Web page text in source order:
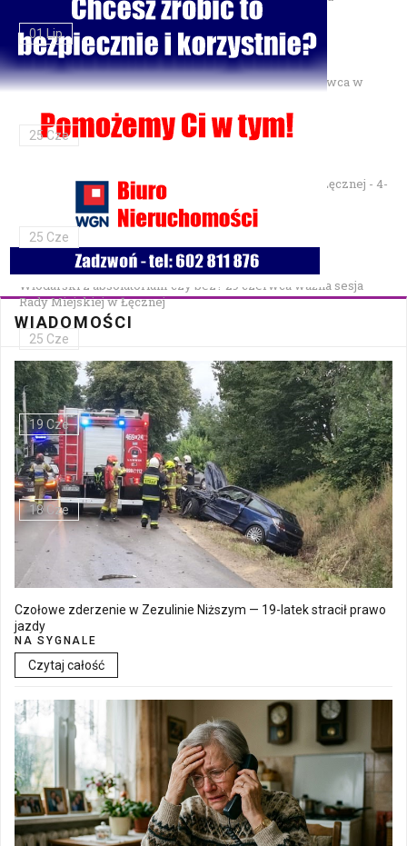
01 Lip
Gminne Zawody Sportowo-Pożarnicze OSP — 28 czerwca w
25 Cze
XXVII Festiwal Kapel Ulicznych i Podwórkowych w Łęcznej - 4-
5 lipca w Parku na Podzamczu
25 Cze
Włodarski z absolutorium czy bez? 29 czerwca ważna sesja
Rady Miejskiej w Łęcznej
25 Cze
Bezpłatna mammografia w Cycowie
19 Cze
Walne Zgromadzenie w SM "Batory" już 19 czerwca w Łęcznej
18 Cze
WIADOMOŚCI
Czołowe zderzenie w Zezulinie Niższym — 19-latek stracił prawo
jazdy
NA SYGNALE
Czytaj całość